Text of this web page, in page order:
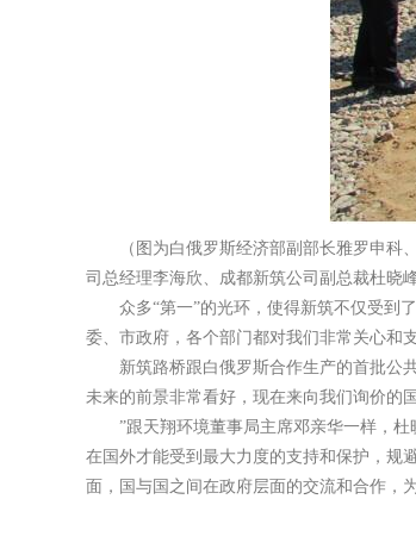
（图为白俄罗斯经济部副部长雅罗申
司总经理李海欣、成都新筑公司副总裁杜晓
众多“第一”的光环，使得新筑不仅受到
委、市政府，各个部门都对我们非常关心和
新筑路桥跟白俄罗斯合作生产的首批公
未来的前景非常看好，现在来向我们询价的
”跟天翔环境董事局主席邓亲华一样，
在国外才能受到最大力度的支持和保护，规
面，国与国之间在政府层面的交流和合作，